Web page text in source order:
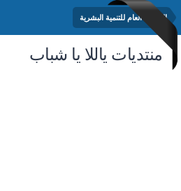
المنتدى العام للتنمية البشرية
منتديات ياللا يا شباب